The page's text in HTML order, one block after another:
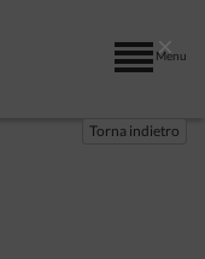
Menu
Torna indietro
×